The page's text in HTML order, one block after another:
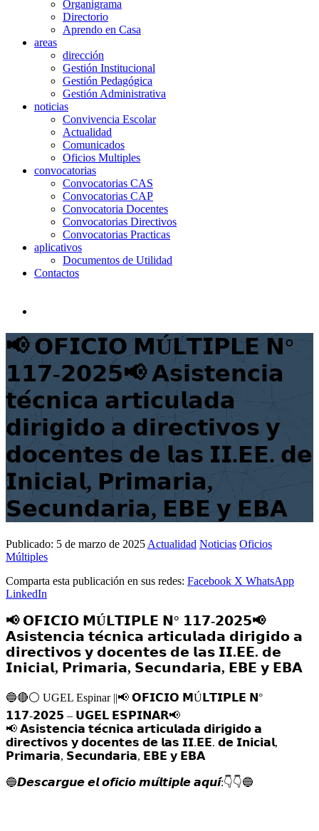
Organigrama
Directorio
Aprendo en Casa
areas
dirección
Gestión Institucional
Gestión Pedagógica
Gestión Administrativa
noticias
Convivencia Escolar
Actualidad
Comunicados
Oficios Multiples
convocatorias
Convocatorias CAS
Convocatorias CAP
Convocatoria Docentes
Convocatorias Directivos
Convocatorias Practicas
aplicativos
Documentos de Utilidad
Contactos
📢 𝗢𝗙𝗜𝗖𝗜𝗢 𝗠Ú𝗟𝗧𝗜𝗣𝗟𝗘 𝗡°
𝟭𝟭𝟳-𝟮𝟬𝟮𝟱📢 𝗔𝘀𝗶𝘀𝘁𝗲𝗻𝗰𝗶𝗮
𝘁𝗲́𝗰𝗻𝗶𝗰𝗮 𝗮𝗿𝘁𝗶𝗰𝘂𝗹𝗮𝗱𝗮
𝗱𝗶𝗿𝗶𝗴𝗶𝗱𝗼 𝗮 𝗱𝗶𝗿𝗲𝗰𝘁𝗶𝘃𝗼𝘀 𝘆
𝗱𝗼𝗰𝗲𝗻𝘁𝗲𝘀 𝗱𝗲 𝗹𝗮𝘀 𝗜𝗜.𝗘𝗘. 𝗱𝗲
𝗜𝗻𝗶𝗰𝗶𝗮𝗹, 𝗣𝗿𝗶𝗺𝗮𝗿𝗶𝗮,
𝗦𝗲𝗰𝘂𝗻𝗱𝗮𝗿𝗶𝗮, 𝗘𝗕𝗘 𝘆 𝗘𝗕𝗔
Publicado: 5 de marzo de 2025 Actualidad Noticias Oficios
Múltiples
Comparta esta publicación en sus redes: Facebook X WhatsApp
LinkedIn
📢 𝗢𝗙𝗜𝗖𝗜𝗢 𝗠Ú𝗟𝗧𝗜𝗣𝗟𝗘 𝗡° 𝟭𝟭𝟳-𝟮𝟬𝟮𝟱📢
𝗔𝘀𝗶𝘀𝘁𝗲𝗻𝗰𝗶𝗮 𝘁𝗲́𝗰𝗻𝗶𝗰𝗮 𝗮𝗿𝘁𝗶𝗰𝘂𝗹𝗮𝗱𝗮 𝗱𝗶𝗿𝗶𝗴𝗶𝗱𝗼 𝗮
𝗱𝗶𝗿𝗲𝗰𝘁𝗶𝘃𝗼𝘀 𝘆 𝗱𝗼𝗰𝗲𝗻𝘁𝗲𝘀 𝗱𝗲 𝗹𝗮𝘀 𝗜𝗜.𝗘𝗘. 𝗱𝗲
𝗜𝗻𝗶𝗰𝗶𝗮𝗹, 𝗣𝗿𝗶𝗺𝗮𝗿𝗶𝗮, 𝗦𝗲𝗰𝘂𝗻𝗱𝗮𝗿𝗶𝗮, 𝗘𝗕𝗘 𝘆 𝗘𝗕𝗔
🔵🔴⚪️ UGEL Espinar ||📢 𝗢𝗙𝗜𝗖𝗜𝗢 𝗠Ú𝗟𝗧𝗜𝗣𝗟𝗘 𝗡°
𝟭𝟭𝟳-𝟮𝟬𝟮𝟱 – 𝗨𝗚𝗘𝗟 𝗘𝗦𝗣𝗜𝗡𝗔𝗥📢
📢 𝗔𝘀𝗶𝘀𝘁𝗲𝗻𝗰𝗶𝗮 𝘁𝗲́𝗰𝗻𝗶𝗰𝗮 𝗮𝗿𝘁𝗶𝗰𝘂𝗹𝗮𝗱𝗮 𝗱𝗶𝗿𝗶𝗴𝗶𝗱𝗼 𝗮
𝗱𝗶𝗿𝗲𝗰𝘁𝗶𝘃𝗼𝘀 𝘆 𝗱𝗼𝗰𝗲𝗻𝘁𝗲𝘀 𝗱𝗲 𝗹𝗮𝘀 𝗜𝗜.𝗘𝗘. 𝗱𝗲 𝗜𝗻𝗶𝗰𝗶𝗮𝗹,
𝗣𝗿𝗶𝗺𝗮𝗿𝗶𝗮, 𝗦𝗲𝗰𝘂𝗻𝗱𝗮𝗿𝗶𝗮, 𝗘𝗕𝗘 𝘆 𝗘𝗕𝗔
🔵𝘿𝙚𝙨𝙘𝙖𝙧𝙜𝙪𝙚 𝙚𝙡 𝙤𝙛𝙞𝙘𝙞𝙤 𝙢𝙪́𝙡𝙩𝙞𝙥𝙡𝙚 𝙖𝙦𝙪𝙞́:👇👇🔵